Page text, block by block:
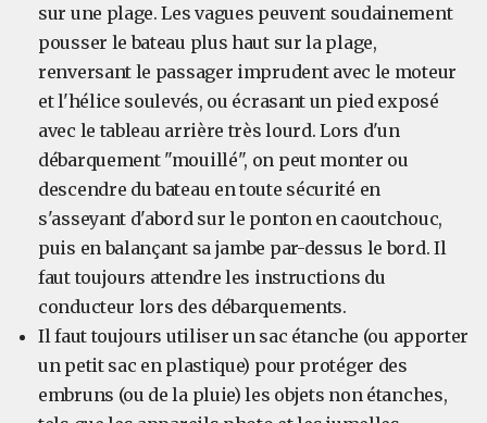
sur une plage. Les vagues peuvent soudainement
pousser le bateau plus haut sur la plage,
renversant le passager imprudent avec le moteur
et l'hélice soulevés, ou écrasant un pied exposé
avec le tableau arrière très lourd. Lors d'un
débarquement "mouillé", on peut monter ou
descendre du bateau en toute sécurité en
s'asseyant d'abord sur le ponton en caoutchouc,
puis en balançant sa jambe par-dessus le bord. Il
faut toujours attendre les instructions du
conducteur lors des débarquements.
Il faut toujours utiliser un sac étanche (ou apporter
un petit sac en plastique) pour protéger des
embruns (ou de la pluie) les objets non étanches,